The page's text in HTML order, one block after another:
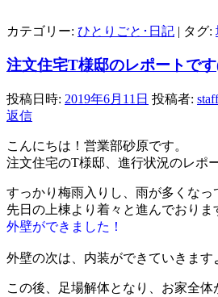
カテゴリー: ひとりごと･日記 | タグ:
注文住宅T様邸のレポートです
投稿日時: 2019年6月11日 投稿者: staff
返信
こんにちは！営業部砂原です。
注文住宅のT様邸、進行状況のレポ
すっかり梅雨入りし、雨が多くなっ
先日の上棟より着々と進んでおりま
外壁ができました！
外壁の次は、内装ができていきます
この後、足場解体となり、お家全体